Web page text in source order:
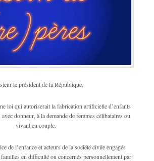
le président de la République,
loi qui autoriserait la fabrication artificielle d’enfants
donneur, à la demande de femmes célibataires ou
vivant en couple.
de l’enfance et acteurs de la société civile engagés
en difficulté ou concernés personnellement par